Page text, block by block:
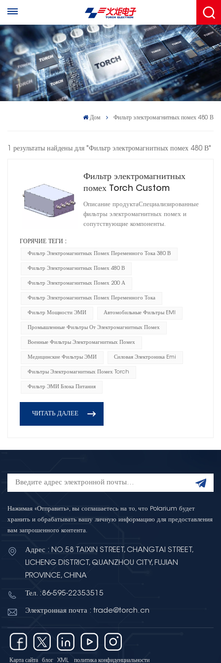
Дом Фильтр электромагнитных помех 480 В
1 результаты найдены для "Фильтр электромагнитных помех 480 В"
Фильтр электромагнитных
помех Torch Custom
AC380V/480V 200A
HD3A440200R0M(A)
Описание продуктаСпециализированные
фильтры электромагнитных помех и
сопутствующие компоненты.
ГОРЯЧИЕ ТЕГИ :
Фильтр Электромагнитных Помех Переменного Тока 380 В
Фильтр Электромагнитных Помех 480 В
Фильтр Электромагнитных Помех 200 А
Фильтр Электромагнитных Помех Переменного Тока
Фильтр Мощности ЭМИ Автомобильные Фильтры EMI
Промышленные Фильтры От Электромагнитных Помех
Военные Фильтры Электромагнитных Помех
Медицинские Фильтры ЭМИ Силовая Электроника Emi
Фильтры Электромагнитных Помех Torch
Фильтр ЭМИ Блока Питания
ЧИТАТЬ ДАЛЕЕ
Нажимая «Отправить», вы соглашаетесь на то, что Polarium будет
хранить и обрабатывать вашу личную информацию для предоставления
вам запрошенного контента.
Адрес : NO.58 TAIXIN STREET, CHANGTAI STREET,
LICHENG DISTRICT, QUANZHOU CITY, FUJIAN
PROVINCE, CHINA
Тел. :86-595-22353515
Электронная почта : trade@torch.cn
Карта сайта блог XML политика конфиденциальности